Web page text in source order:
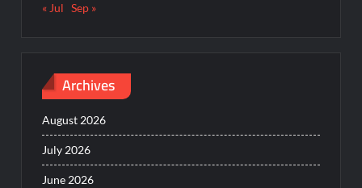
« Jul Sep »
Archives
August 2026
July 2026
June 2026